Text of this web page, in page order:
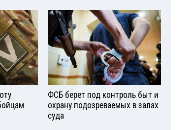
ФСБ берет под контроль быт и
охрану подозреваемых в залах
суда